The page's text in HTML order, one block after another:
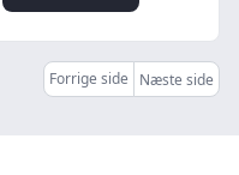
Forrige side Næste side